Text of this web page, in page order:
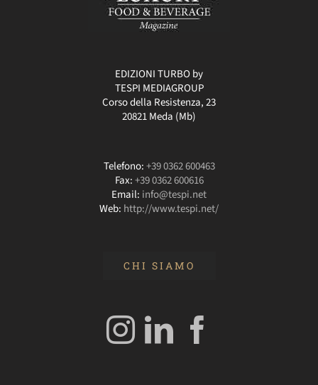
EDIZIONI TURBO by
TESPI MEDIAGROUP
Corso della Resistenza, 23
20821 Meda (Mb)
Telefono:+39 0362 600463
Fax:+39 0362 600616
Email: info@tespi.net
Web: http://www.tespi.net/
CHI SIAMO